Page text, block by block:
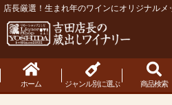
店長厳選！生まれ年のワインにオリジナルメ
ホーム ジャンル別に選ぶ 商品検索